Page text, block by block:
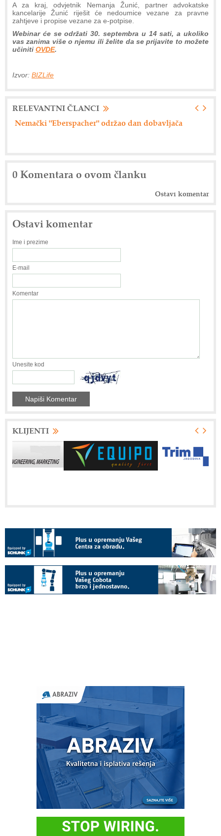
A za kraj, odvjetnik Nemanja Žunić, partner advokatske
kancelarije Žunić riješit će nedoumice vezane za pravne
zahtjeve i propise vezane za e-potpise.
Webinar će se održati 30. septembra u 14 sati, a ukoliko
vas zanima više o njemu ili želite da se prijavite to možete
učiniti OVDE.
Izvor: BIZLife
RELEVANTNI ČLANCI
Nemački "Eberspacher" održao dan dobavljača
0 Komentara o ovom članku
Ostavi komentar
Ostavi komentar
Ime i prezime
E-mail
Komentar
Unesite kod
KLIJENTI